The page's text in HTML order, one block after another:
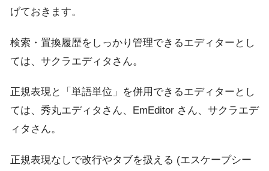
げておきます。
検索・置換履歴をしっかり管理できるエディターとし
ては、サクラエディタさん。
正規表現と「単語単位」を併用できるエディターとし
ては、秀丸エディタさん、EmEditor さん、サクラエデ
ィタさん。
正規表現なしで改行やタブを扱える (エスケープシー